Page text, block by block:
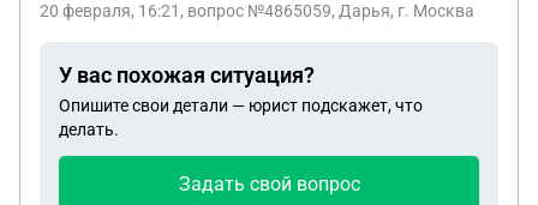
деменцией,сама делать ничего не
выписать ее с дома?
(Недееспособность,опекунство не оформлено)
20 февраля, 16:21 , вопрос №4865059, Дарья, г. Москва
У вас похожая ситуация?
Опишите свои детали — юрист подскажет, что
делать.
Задать свой вопрос